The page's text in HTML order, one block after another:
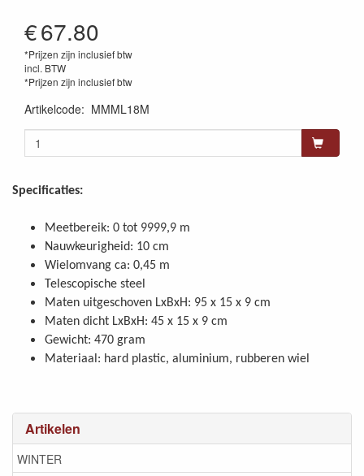
Artikelen
WINTER
€67.80
*Prijzen zijn inclusief btw
incl. BTW
*Prijzen zijn inclusief btw
Artikelcode: MMML18M
Specificaties:
Meetbereik: 0 tot 9999,9 m
Nauwkeurigheid: 10 cm
Wielomvang ca: 0,45 m
Telescopische steel
Maten uitgeschoven LxBxH: 95 x 15 x 9 cm
Maten dicht LxBxH: 45 x 15 x 9 cm
Gewicht: 470 gram
Materiaal: hard plastic, aluminium, rubberen wiel